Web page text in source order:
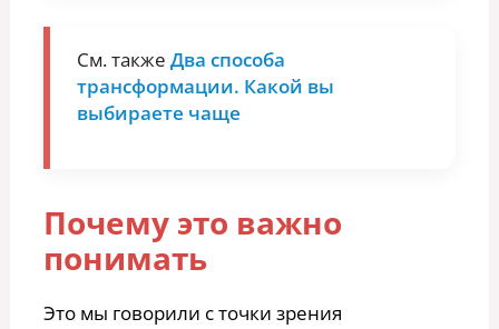
См. также Два способа
трансформации. Какой вы
выбираете чаще
Почему это важно
понимать
Это мы говорили с точки зрения